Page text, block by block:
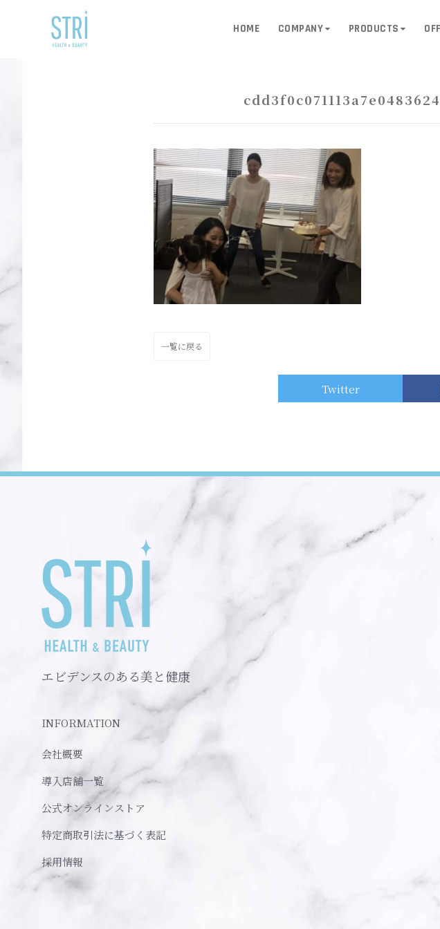
HOME COMPANY PRODUCTS
一覧に戻る
Twitter
エビデンスのある美と健康
INFORMATION
会社概要
導入店舗一覧
公式オンラインストア
特定商取引法に基づく表記
採用情報